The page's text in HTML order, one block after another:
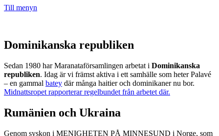
Till menyn
Dominikanska republiken
Sedan 1980 har Maranataförsamlingen arbetat i Dominikanska
republiken. Idag är vi främst aktiva i ett samhälle som heter Palavé
– en gammal batey där många haitier och dominikaner nu bor.
Midnattsropet rapporterar regelbundet från arbetet där.
Rumänien och Ukraina
Genom syskon i MENIGHETEN PÅ MINNESUND i Norge, som